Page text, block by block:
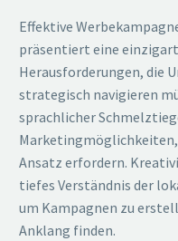
Effektive
präsentiert eine
Herausforderungen, die
strategisch navigieren
sprachlicher
Ansatz erfordern.
tiefes Verständnis der
um Kampagnen zu
Anklang finden.